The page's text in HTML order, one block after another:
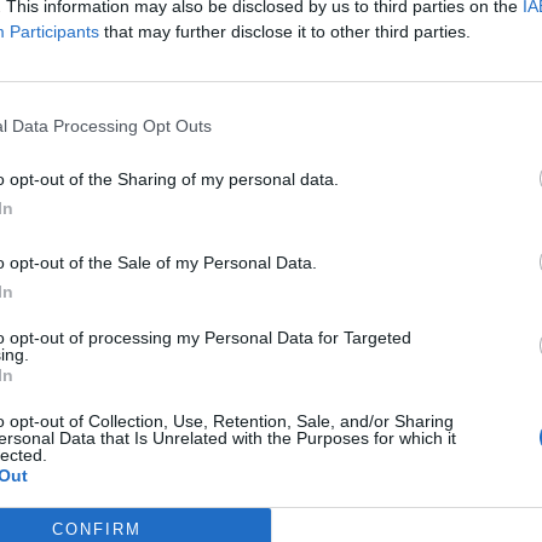
This information may also be disclosed by us to third parties on the
Participants that may further disclose it to other third parties.
Data Processing Opt Outs
opt-out of the Sharing of my personal data.
opt-out of the Sale of my Personal Data.
opt-out of processing my Personal Data for Targeted
opt-out of Collection, Use, Retention, Sale, and/or Sharing
Data that Is Unrelated with the Purposes for which it
CONFIRM
на денешната прес-конференција на
е последниот што може да зборува за
Наумоски, поранешен градоначалник на
на Извршниот одбор на СДСМ, уште на
градоначалничката плата, а јавноста, како
во локални угостителски објекти.
БРАДУ И БРИЧ“... После 500